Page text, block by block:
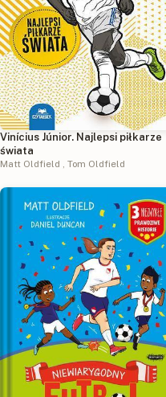
Vinícius Júnior. Najlepsi piłkarze
świata
Matt Oldfield Tom Oldfield